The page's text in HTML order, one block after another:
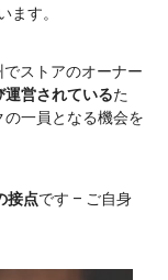
ます。
ストアのオーナー
営されているた
一員となる機会を
接点です – ご自身